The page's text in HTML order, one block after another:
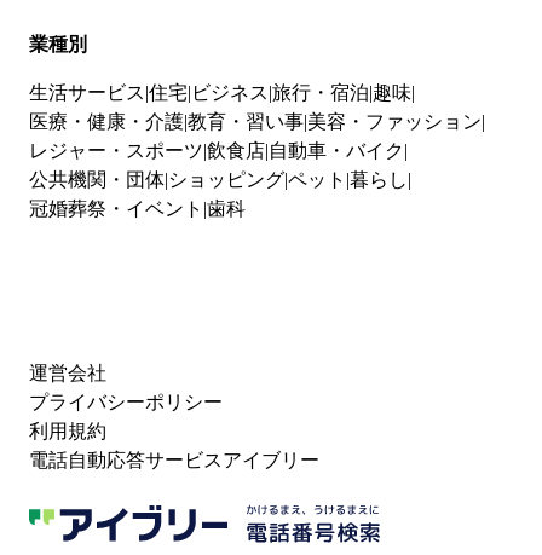
業種別
生活サービス 住宅 ビジネス 旅行・宿泊 趣味
医療・健康・介護教育・習い事 美容・ファッション
レジャー・スポーツ 飲食店 自動車・バイク
公共機関・団体 ショッピングペット 暮らし
冠婚葬祭・イベント 歯科
運営会社
プライバシーポリシー
利用規約
電話自動応答サービスアイブリー